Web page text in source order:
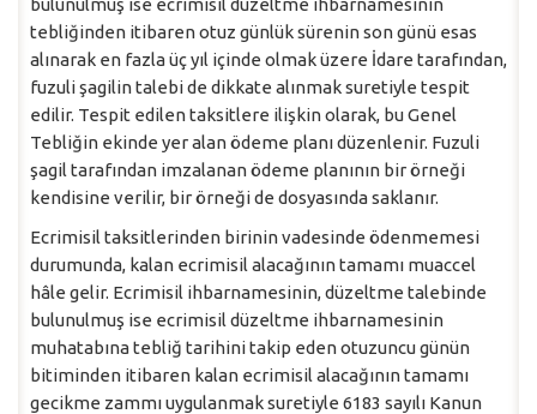
tebliğinden itibaren otuz günlük sürenin son günü esas
alınarak en fazla üç yıl içinde olmak üzere İdare tarafından,
fuzuli şagilin talebi de dikkate alınmak suretiyle tespit
edilir. Tespit edilen taksitlere ilişkin olarak, bu Genel
Tebliğin ekinde yer alan ödeme planı düzenlenir. Fuzuli
şagil tarafından imzalanan ödeme planının bir örneği
kendisine verilir, bir örneği de dosyasında saklanır.
Ecrimisil taksitlerinden birinin vadesinde ödenmemesi
durumunda, kalan ecrimisil alacağının tamamı muaccel
hâle gelir. Ecrimisil ihbarnamesinin, düzeltme talebinde
bulunulmuş ise ecrimisil düzeltme ihbarnamesinin
muhatabına tebliğ tarihini takip eden otuzuncu günün
bitiminden itibaren kalan ecrimisil alacağının tamamı
gecikme zammı uygulanmak suretiyle 6183 sayılı Kanun